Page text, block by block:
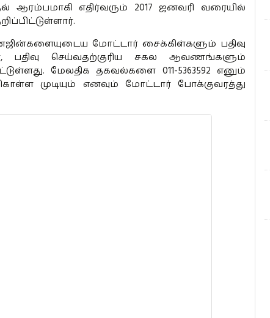
ஆரம்பமாகி எதிர்வரும் 2017 ஜனவரி வரையில்
மோட்டார் சைக்கிள்களும் பதிவு
பதிவு செய்வதற்குரிய சகல ஆவணங்களும்
மேலதிக தகவல்களை 011-5363592 எனும்
முடியும் எனவும் மோட்டார் போக்குவரத்து